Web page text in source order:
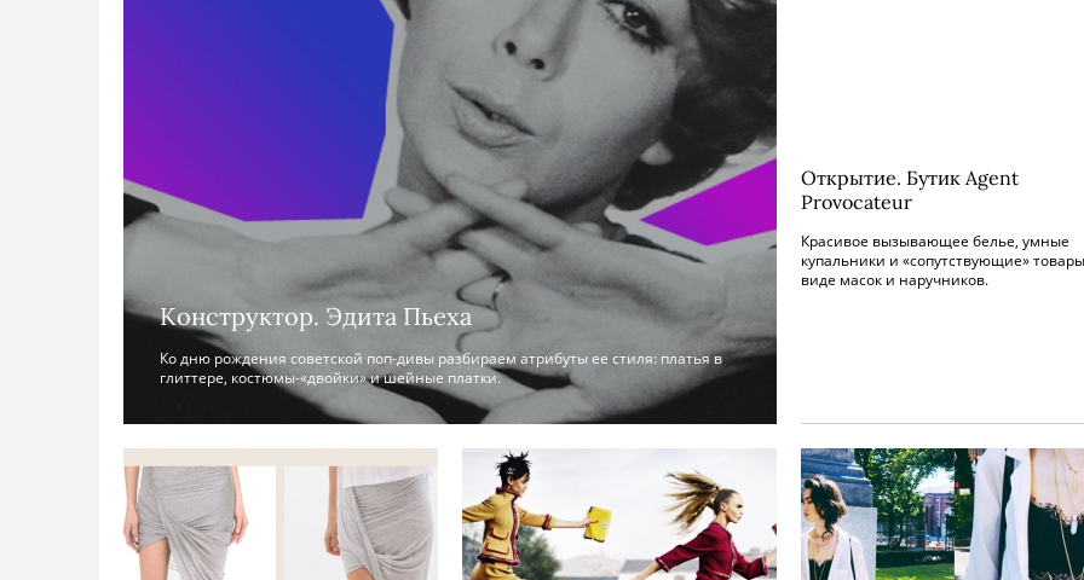
Конструктор. Эдита Пьеха
Ко дню рождения советской поп-дивы разбираем атрибуты ее стиля: платья в
глиттере, костюмы-«двойки» и шейные платки.
Открытие. Бутик Agent
Provocateur
Красивое вызывающее белье, умные
купальники и «сопутствующие»
виде масок и наручников.